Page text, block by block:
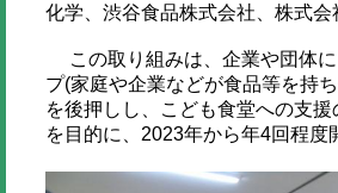
化学、渋谷食品株式会社、株式会
この取り組みは、企業や団体に
プ(家庭や企業などが食品等を持
を後押しし、こども食堂への支援
を目的に、2023年から年4回程度